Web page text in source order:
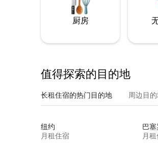
厨房
值得探索的目的地
长租住宿的热门目的地 周边目
纽约
月租住宿
巴
月